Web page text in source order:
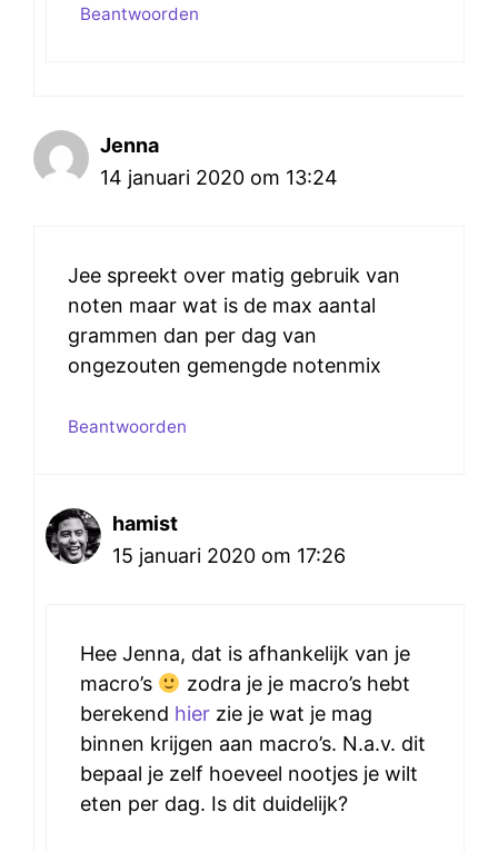
Beantwoorden
Jenna
14 januari 2020 om 13:24
Jee spreekt over matig gebruik van
noten maar wat is de max aantal
grammen dan per dag van
ongezouten gemengde notenmix
Beantwoorden
hamist
15 januari 2020 om 17:26
Hee Jenna, dat is afhankelijk van je
macro’s
zodra je je macro’s hebt
berekend hier zie je wat je mag
binnen krijgen aan macro’s. N.a.v. dit
bepaal je zelf hoeveel nootjes je wilt
eten per dag. Is dit duidelijk?